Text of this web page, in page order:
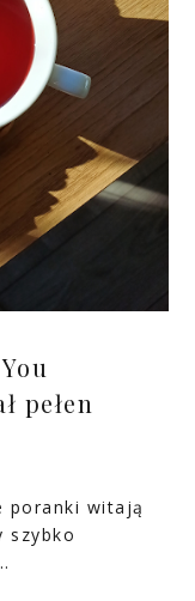
pełen
poranki witają
szybko